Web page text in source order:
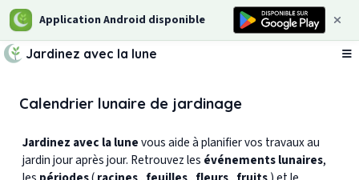
Application Android disponible
Jardinez avec la lune
Calendrier lunaire de jardinage
Jardinez avec la lunevous aide à planifier vos travaux au
jardin jour après jour. Retrouvez les événements lunaires,